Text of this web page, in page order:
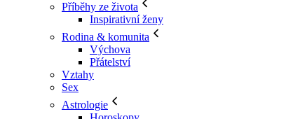
Příběhy ze života
Inspirativní ženy
Rodina & komunita
Výchova
Přátelství
Vztahy
Sex
Astrologie